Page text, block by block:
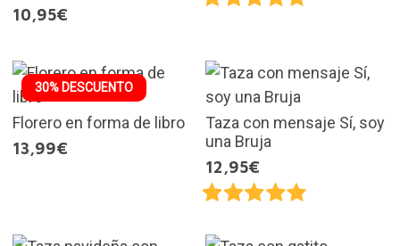
10,95€
30% DESCUENTO
Florero en forma de libro
13,99€
Taza con mensaje Sí, soy
una Bruja
12,95€